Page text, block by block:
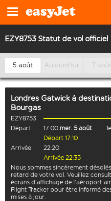
EZY8753 Statut de vol officiel
5 août Aujourd’hui 7 août
Londres Gatwick à
Bourgas
EZY8753
Départ
17:00 mer. 5 août
Départ 17:10
Arrivée
22:20
Arrivée 22:35
Nous sommes sincèrement
retard de votre vol. Veuillez
écrans d’affichage de l’aéroport
Flight Tracker pour être informé
mises à jour.